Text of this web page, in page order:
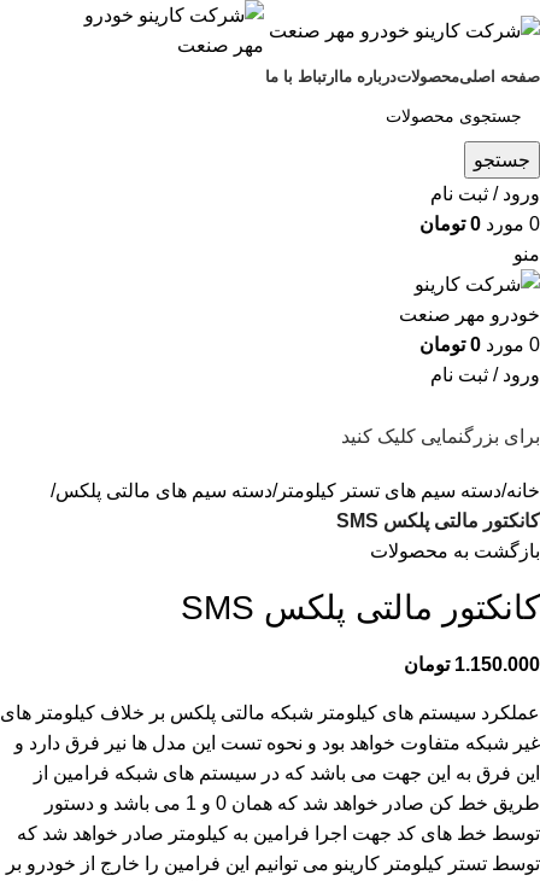
صفحه اصلیمحصولاتدرباره ما ارتباط با ما
جستجو
ورود / ثبت نام
0 مورد 0 تومان
منو
0 مورد 0 تومان
ورود / ثبت نام
برای بزرگنمایی کلیک کنید
خانه دسته سیم های تستر کیلومتر دسته سیم های مالتی پلکس
کانکتور مالتی پلکس SMS
بازگشت به محصولات
کانکتور مالتی پلکس SMS
1.150.000 تومان
عملکرد سیستم های کیلومتر شبکه مالتی پلکس بر خلاف کیلومتر های
غیر شبکه متفاوت خواهد بود و نحوه تست این مدل ها نیر فرق دارد و
این فرق به این جهت می باشد که در سیستم های شبکه فرامین از
طریق خط کن صادر خواهد شد که همان 0 و 1 می باشد و دستور
توسط خط های کد جهت اجرا فرامین به کیلومتر صادر خواهد شد که
توسط تستر کیلومتر کارینو می توانیم این فرامین را خارج از خودرو بر